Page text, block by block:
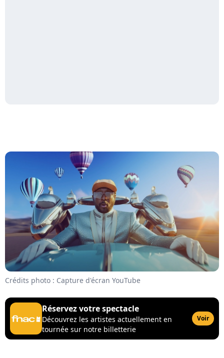
Crédits photo : Capture d'écran YouTube
Réservez votre spectacle
Découvrez les artistes actuellement en
tournée sur notre billetterie
Voir